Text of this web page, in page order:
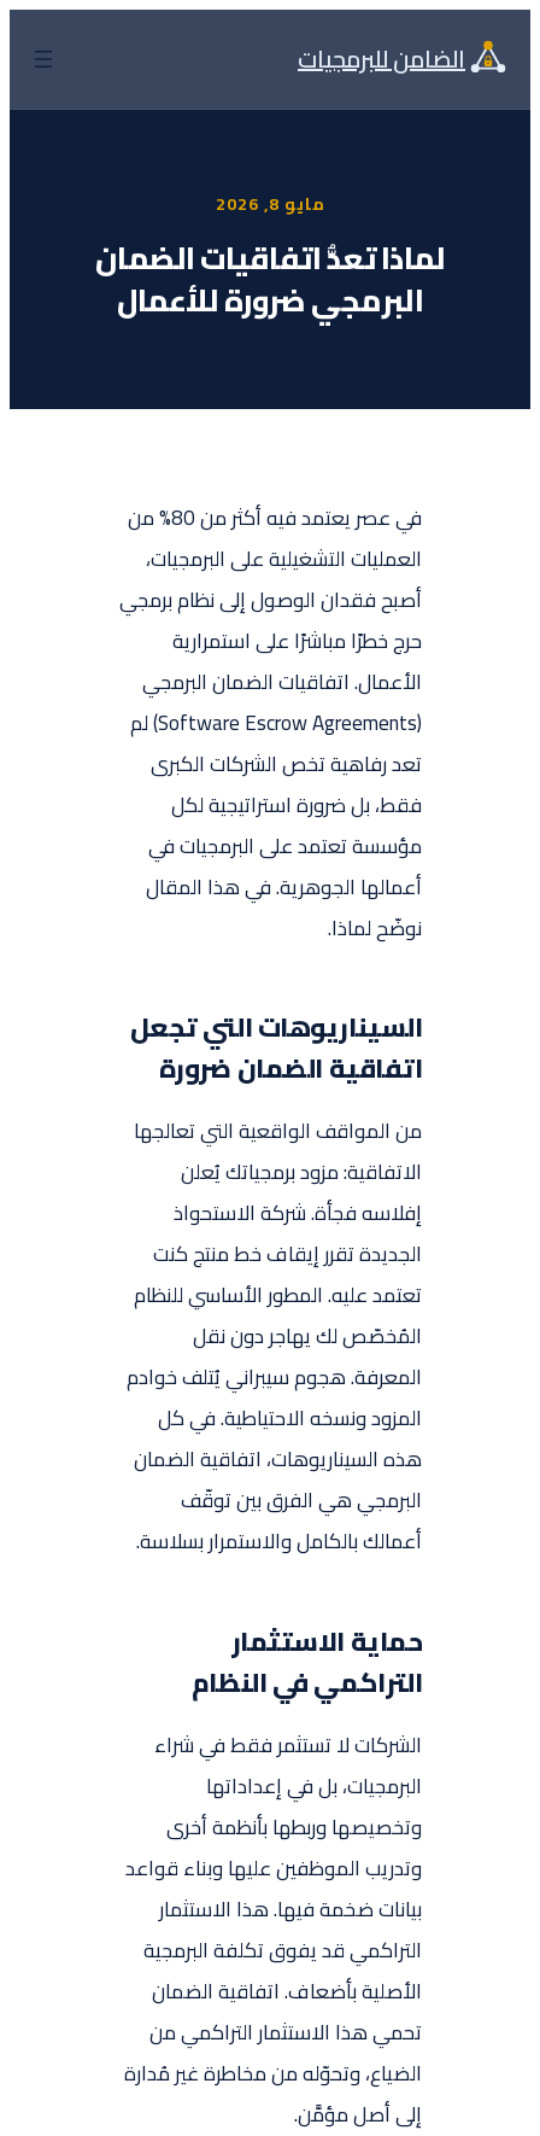
المحتوىالضامن للبرمجيات
مايو 8, 2026
لماذا تعدُّ اتفاقيات الضمان
البرمجي ضرورة للأعمال
في عصر يعتمد فيه أكثر من 80% من
العمليات التشغيلية على البرمجيات،
أصبح فقدان الوصول إلى نظام برمجي
حرج خطرًا مباشرًا على استمرارية
الأعمال. اتفاقيات الضمان البرمجي
(Software Escrow Agreements) لم
تعد رفاهية تخص الشركات الكبرى
فقط، بل ضرورة استراتيجية لكل
مؤسسة تعتمد على البرمجيات في
أعمالها الجوهرية. في هذا المقال
نوضّح لماذا.
السيناريوهات التي تجعل
اتفاقية الضمان ضرورة
من المواقف الواقعية التي تعالجها
الاتفاقية: مزود برمجياتك يُعلن
إفلاسه فجأة. شركة الاستحواذ
الجديدة تقرر إيقاف خط منتج كنت
تعتمد عليه. المطور الأساسي للنظام
المُخصّص لك يهاجر دون نقل
المعرفة. هجوم سيبراني يُتلف خوادم
المزود ونسخه الاحتياطية. في كل
هذه السيناريوهات، اتفاقية الضمان
البرمجي هي الفرق بين توقّف
أعمالك بالكامل والاستمرار بسلاسة.
حماية الاستثمار
التراكمي في النظام
الشركات لا تستثمر فقط في شراء
البرمجيات، بل في إعداداتها
وتخصيصها وربطها بأنظمة أخرى
وتدريب الموظفين عليها وبناء قواعد
بيانات ضخمة فيها. هذا الاستثمار
التراكمي قد يفوق تكلفة البرمجية
الأصلية بأضعاف. اتفاقية الضمان
تحمي هذا الاستثمار التراكمي من
الضياع، وتحوّله من مخاطرة غير مُدارة
إلى أصل مؤمَّن.